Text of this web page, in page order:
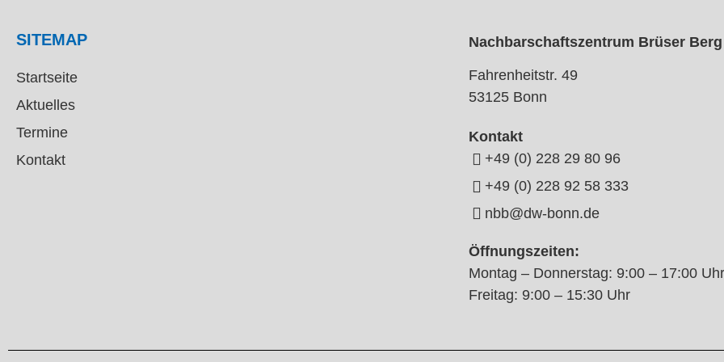
SITEMAP
Startseite
Aktuelles
Termine
Kontakt
Nachbarschaftszentrum Brüser Berg
Fahrenheitstr. 49
53125 Bonn
Kontakt
+49 (0) 228 29 80 96
+49 (0) 228 92 58 333
nbb@dw-bonn.de
Öffnungszeiten:
Montag – Donnerstag: 9:00 – 17:00 Uhr
Freitag: 9:00 – 15:30 Uhr